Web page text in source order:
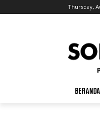
Thursday,
BERANDA